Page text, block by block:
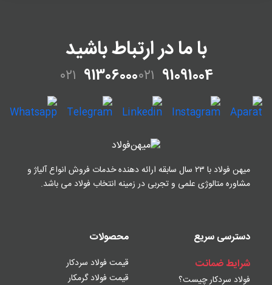
میهن فولاد با ۲۳ سال سابقه ارائه دهنده خدمات فروش
انواع آلیاژ و
مشاوره متالوژی علمی و تجربی در زمینه انتخاب فولاد می باشد.
دسترسی سریع
شرایط ضمانت
فولاد سردکار چیست؟
محصولات
قیمت فولاد سردکار
قیمت فولاد گرمکار
با ما در ارتباط باشید
۰۲۱ 91091004 ۰۲۱ 91306000